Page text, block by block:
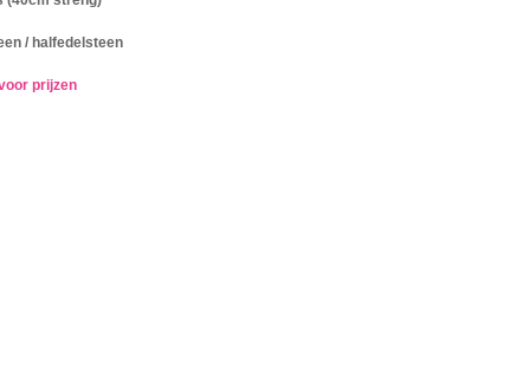
/ halfedelsteen
prijzen